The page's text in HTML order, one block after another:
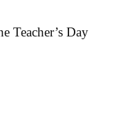
Teacher’s Day